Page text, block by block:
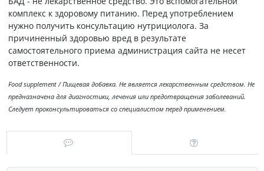
комплекс к здоровому питанию. Перед употреблением
нужно получить консультацию нутрициолога. За
причиненный здоровью вред в результате
самостоятельного приема администрация сайта не несет
ответственности.
Food supplement / Пищевая добавка. Не является лекарственным средством. Не
предназначена для диагностики, лечения или предотвращения заболеваний.
Следует проконсультироваться со специалистом перед применением.